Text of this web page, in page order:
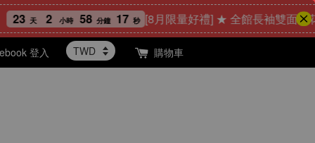
2 小時 58 分鐘 15 秒 [8月限量好禮] ★ 全館長袖雙面印花T恤
登入 購物車